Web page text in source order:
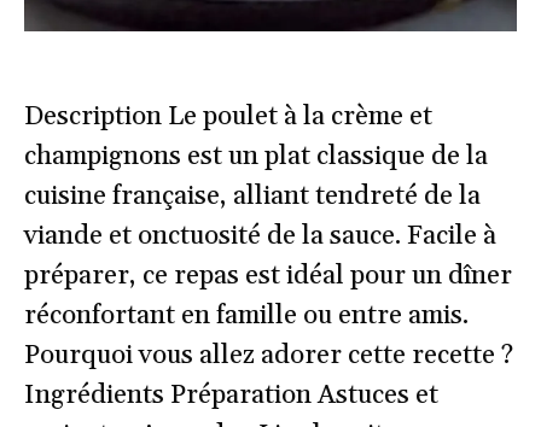
Description Le poulet à la crème et
champignons est un plat classique de la
cuisine française, alliant tendreté de la
viande et onctuosité de la sauce. Facile à
préparer, ce repas est idéal pour un dîner
réconfortant en famille ou entre amis.
Pourquoi vous allez adorer cette recette ?
Ingrédients Préparation Astuces et